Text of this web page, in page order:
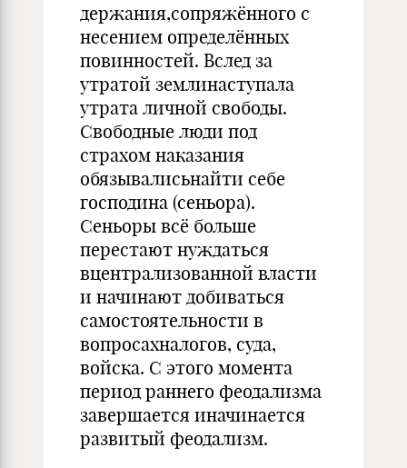
держания,сопряжённого с
несением определённых
повинностей. Вслед за
утратой землинаступала
утрата личной свободы.
Свободные люди под
страхом наказания
обязывалисьнайти себе
господина (сеньора).
Сеньоры всё больше
перестают нуждаться
вцентрализованной власти
и начинают добиваться
самостоятельности в
вопросахналогов, суда,
войска. С этого момента
период раннего феодализма
завершается иначинается
развитый феодализм.